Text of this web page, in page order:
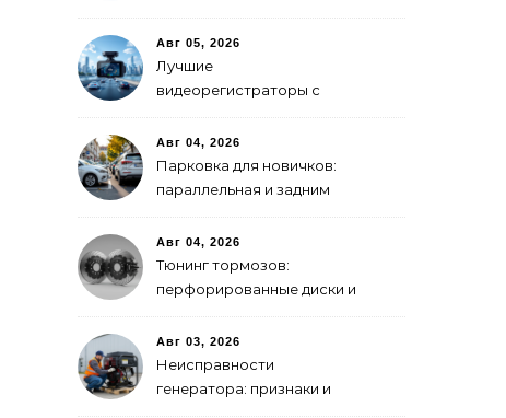
выбрать
Авг 05, 2026
Лучшие
видеорегистраторы с
2026 года
Авг 04, 2026
Парковка для новичков:
параллельная и задним
Авг 04, 2026
Тюнинг тормозов:
перфорированные диски и
суппорты
Авг 03, 2026
Неисправности
генератора: признаки и